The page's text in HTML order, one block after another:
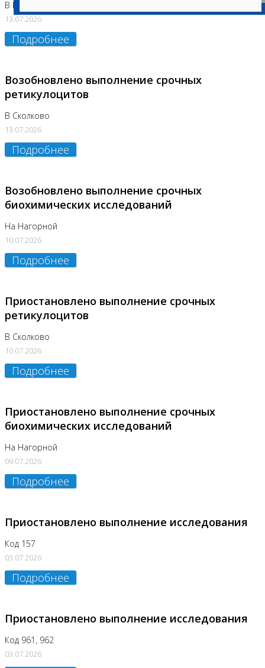
В Бутово
13.07.2026
Подробнее
Возобновлено выполнение срочных
ретикулоцитов
В Сколково
13.07.2026
Подробнее
Возобновлено выполнение срочных
биохимических исследований
На Нагорной
10.07.2026
Подробнее
Приостановлено выполнение срочных
ретикулоцитов
В Сколково
10.07.2026
Подробнее
Приостановлено выполнение срочных
биохимических исследований
На Нагорной
09.07.2026
Подробнее
Приостановлено выполнение исследования
Код 157
03.07.2026
Подробнее
Приостановлено выполнение исследования
Код 961, 962
03.07.2026